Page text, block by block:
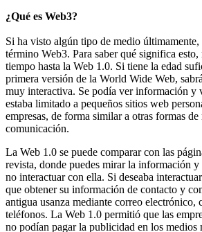
¿Qué es Web3?
Si ha visto algún tipo de medio últimamente,
término Web3. Para saber qué significa esto,
tiempo hasta la Web 1.0. Si tiene la edad
primera versión de la World Wide Web,
muy interactiva. Se podía ver información y
estaba limitado a pequeños sitios web
empresas, de forma similar a otras formas de
comunicación.
La Web 1.0 se puede comparar con las
revista, donde puedes mirar la información y
no interactuar con ella. Si deseaba
que obtener su información de contacto y
antigua usanza mediante correo electrónico,
teléfonos. La Web 1.0 permitió que las
no podían pagar la publicidad en los medios